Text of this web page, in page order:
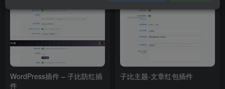
WordPress插件 – 子比防红插
件
子比主题-文章红包插件